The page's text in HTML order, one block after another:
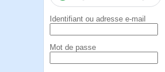
Identifiant ou adresse e-mail
Mot de passe